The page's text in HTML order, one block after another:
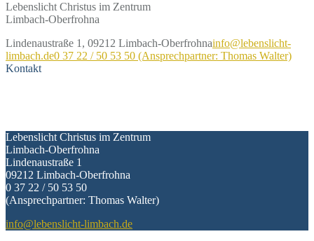
Lebenslicht Christus im Zentrum
Limbach-Oberfrohna
Lindenaustraße 1, 09212 Limbach-Oberfrohnainfo@lebenslicht-
limbach.de0 37 22 / 50 53 50 (Ansprechpartner: Thomas Walter)
Kontakt
Lebenslicht Christus im Zentrum
Limbach-Oberfrohna
Lindenaustraße 1
09212 Limbach-Oberfrohna
0 37 22 / 50 53 50
(Ansprechpartner: Thomas Walter)
info@lebenslicht-limbach.de